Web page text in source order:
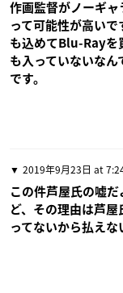
作画監督がノーギ
って可能性が高い
も込めてBlu-Rayを
も入っていないな
です。
2019年9月23日 at
この件芦屋氏の嘘
ど、その理由は芦
ってないから払えな